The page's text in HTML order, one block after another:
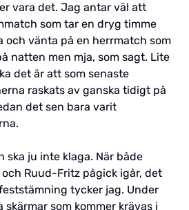
vara det. Jag antar väl att
som tar en dryg timme
och vänta på en herrmatch som
natten men mja, som sagt. Lite
det är att som senaste
raskats av ganska tidigt på
det sen bara varit
ska ju inte klaga. När både
Ruud-Fritz pågick igår, det
tycker jag. Under
som kommer krävas i